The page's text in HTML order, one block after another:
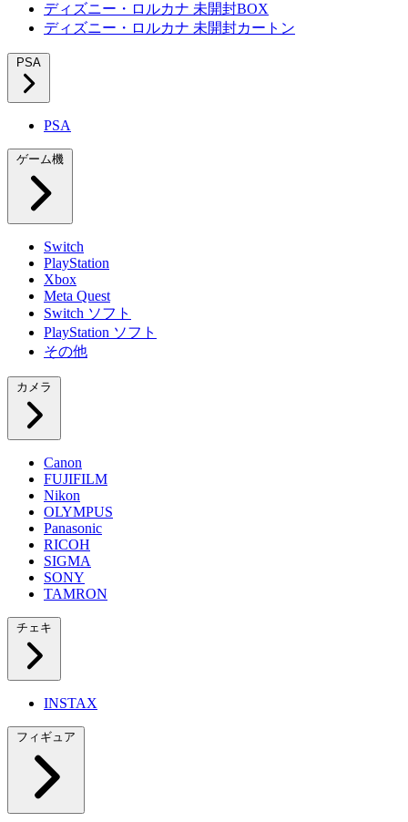
ディズニー・ロルカナ 未開封BOX
ディズニー・ロルカナ 未開封カートン
PSA
PSA
ゲーム機
Switch
PlayStation
Xbox
Meta Quest
Switch ソフト
PlayStation ソフト
その他
カメラ
Canon
FUJIFILM
Nikon
OLYMPUS
Panasonic
RICOH
SIGMA
SONY
TAMRON
チェキ
INSTAX
フィギュア